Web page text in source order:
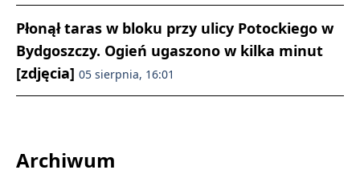
Płonął taras w bloku przy ulicy Potockiego w
Bydgoszczy. Ogień ugaszono w kilka minut
[zdjęcia] 05 sierpnia, 16:01
Archiwum